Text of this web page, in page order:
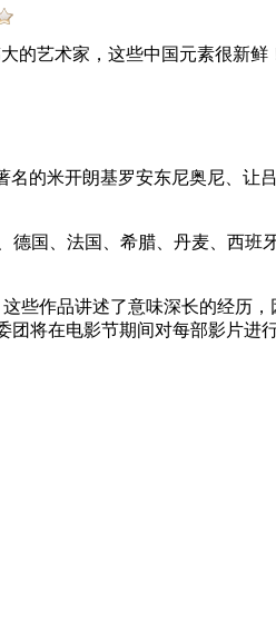
的艺术家，这些中国元素很新鲜
的米开朗基罗安东尼奥尼、让
国、法国、希腊、丹麦、西班
作品讲述了意味深长的经历
将在电影节期间对每部影片进